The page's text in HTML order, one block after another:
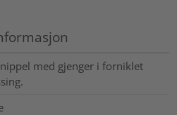
med gjenger i forniklet